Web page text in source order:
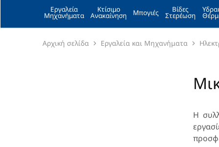
Εργαλεία
Μηχανήματα
Κτίσιμο
Ανακαίνηση Μπογιές Βίδες
Στερέωση
Αρχική σελίδα Εργαλεία και Μηχανήματα
Η